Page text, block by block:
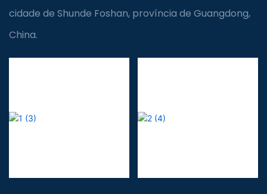
cidade de Shunde Foshan, província de Guangdong,
China.